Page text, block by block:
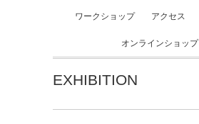
ワークショップ アクセス
オンラインショップ
EXHIBITION